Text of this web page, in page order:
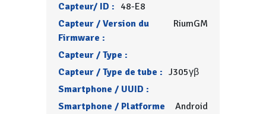
Capteur/ ID : 48-E8
Capteur / Version du
Firmware :
RiumGM
Capteur / Type :
Capteur / Type de tube : J305γβ
Smartphone / UUID :
Smartphone / Platforme
Android